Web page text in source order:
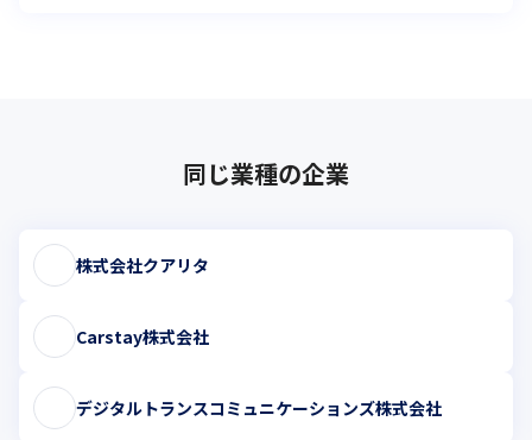
同じ業種の企業
株式会社クアリタ
Carstay株式会社
デジタルトランスコミュニケーションズ株式会社